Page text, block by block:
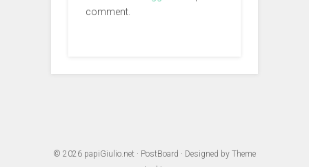
comment.
© 2026 papiGiulio.net · PostBoard · Designed by Theme